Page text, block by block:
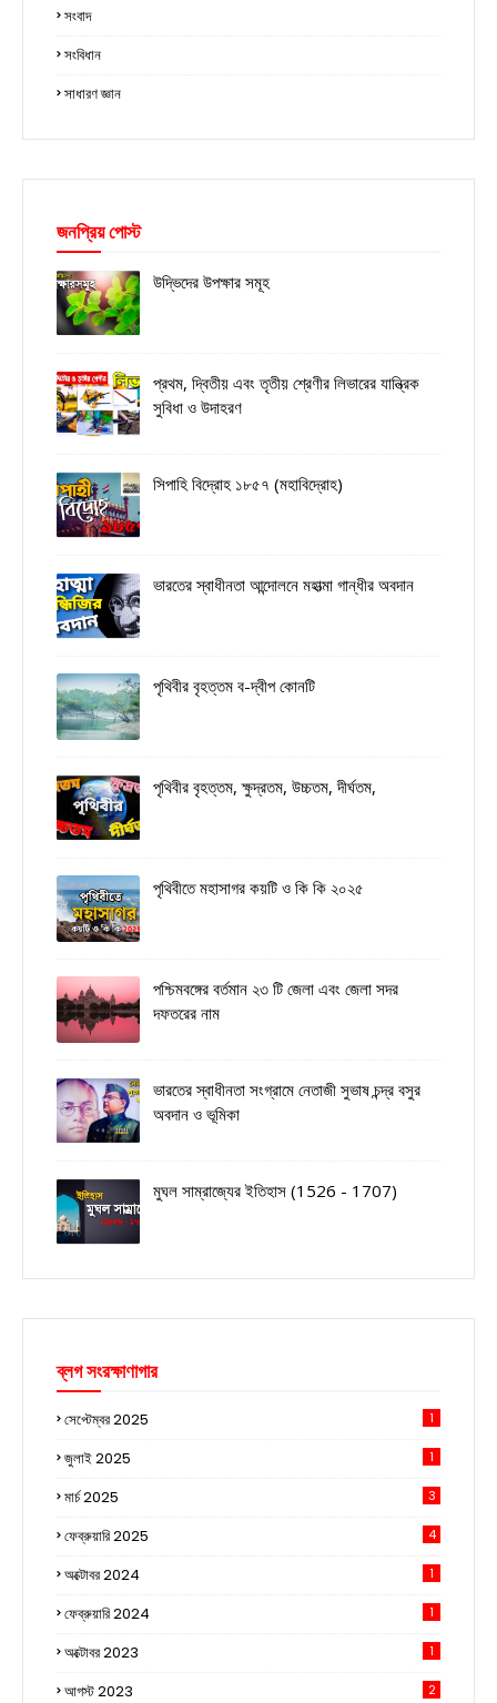
সংবাদ
সংবিধান
সাধারণ জ্ঞান
জনপ্রিয় পোস্ট
উদ্ভিদের উপক্ষার সমূহ
প্রথম, দ্বিতীয় এবং তৃতীয় শ্রেণীর লিভারের যান্ত্রিক
সুবিধা ও উদাহরণ
সিপাহি বিদ্রোহ ১৮৫৭ (মহাবিদ্রোহ)
ভারতের স্বাধীনতা আন্দোলনে মহাত্মা গান্ধীর অবদান
পৃথিবীর বৃহত্তম ব-দ্বীপ কোনটি
পৃথিবীর বৃহত্তম, ক্ষুদ্রতম, উচ্চতম, দীর্ঘতম,
পৃথিবীতে মহাসাগর কয়টি ও কি কি ২০২৫
পশ্চিমবঙ্গের বর্তমান ২৩ টি জেলা এবং জেলা সদর
দফতরের নাম
ভারতের স্বাধীনতা সংগ্রামে নেতাজী সুভাষ চন্দ্র বসুর
অবদান ও ভূমিকা
মুঘল সাম্রাজ্যের ইতিহাস (1526 - 1707)
ব্লগ সংরক্ষাণাগার
সেপ্টেম্বর 2025 1
জুলাই 2025 1
মার্চ 2025 3
ফেব্রুয়ারি 2025 4
অক্টোবর 2024 1
ফেব্রুয়ারি 2024 1
অক্টোবর 2023 1
আগস্ট 2023 2